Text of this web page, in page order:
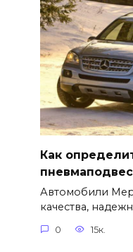
Как
Автомобили
качества,
0 15к.